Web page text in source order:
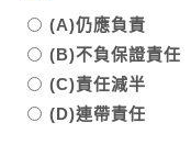
(A)仍應負責
(B)不負保證責任
(C)責任減半
(D)連帶責任